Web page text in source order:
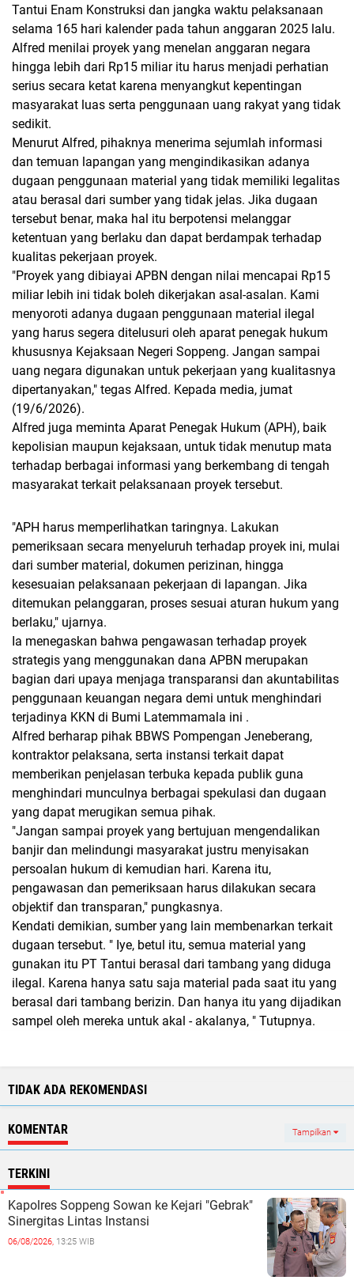
Tantui Enam Konstruksi dan jangka waktu pelaksanaan
selama 165 hari kalender pada tahun anggaran 2025 lalu.
Alfred menilai proyek yang menelan anggaran negara
hingga lebih dari Rp15 miliar itu harus menjadi perhatian
serius secara ketat karena menyangkut kepentingan
masyarakat luas serta penggunaan uang rakyat yang tidak
sedikit.
Menurut Alfred, pihaknya menerima sejumlah informasi
dan temuan lapangan yang mengindikasikan adanya
dugaan penggunaan material yang tidak memiliki legalitas
atau berasal dari sumber yang tidak jelas. Jika dugaan
tersebut benar, maka hal itu berpotensi melanggar
ketentuan yang berlaku dan dapat berdampak terhadap
kualitas pekerjaan proyek.
"Proyek yang dibiayai APBN dengan nilai mencapai Rp15
miliar lebih ini tidak boleh dikerjakan asal-asalan. Kami
menyoroti adanya dugaan penggunaan material ilegal
yang harus segera ditelusuri oleh aparat penegak hukum
khususnya Kejaksaan Negeri Soppeng. Jangan sampai
uang negara digunakan untuk pekerjaan yang kualitasnya
dipertanyakan," tegas Alfred. Kepada media, jumat
(19/6/2026).
Alfred juga meminta Aparat Penegak Hukum (APH), baik
kepolisian maupun kejaksaan, untuk tidak menutup mata
terhadap berbagai informasi yang berkembang di tengah
masyarakat terkait pelaksanaan proyek tersebut.
"APH harus memperlihatkan taringnya. Lakukan
pemeriksaan secara menyeluruh terhadap proyek ini, mulai
dari sumber material, dokumen perizinan, hingga
kesesuaian pelaksanaan pekerjaan di lapangan. Jika
ditemukan pelanggaran, proses sesuai aturan hukum yang
berlaku," ujarnya.
Ia menegaskan bahwa pengawasan terhadap proyek
strategis yang menggunakan dana APBN merupakan
bagian dari upaya menjaga transparansi dan akuntabilitas
penggunaan keuangan negara demi untuk menghindari
terjadinya KKN di Bumi Latemmamala ini .
Alfred berharap pihak BBWS Pompengan Jeneberang,
kontraktor pelaksana, serta instansi terkait dapat
memberikan penjelasan terbuka kepada publik guna
menghindari munculnya berbagai spekulasi dan dugaan
yang dapat merugikan semua pihak.
"Jangan sampai proyek yang bertujuan mengendalikan
banjir dan melindungi masyarakat justru menyisakan
persoalan hukum di kemudian hari. Karena itu,
pengawasan dan pemeriksaan harus dilakukan secara
objektif dan transparan," pungkasnya.
Kendati demikian, sumber yang lain membenarkan terkait
dugaan tersebut. " Iye, betul itu, semua material yang
gunakan itu PT Tantui berasal dari tambang yang diduga
ilegal. Karena hanya satu saja material pada saat itu yang
berasal dari tambang berizin. Dan hanya itu yang dijadikan
sampel oleh mereka untuk akal - akalanya, " Tutupnya.
TIDAK ADA REKOMENDASI
KOMENTAR Tampilkan
TERKINI
Kapolres Soppeng Sowan ke Kejari "Gebrak"
Sinergitas Lintas Instansi ‎
06/08/2026, 13:25 WIB